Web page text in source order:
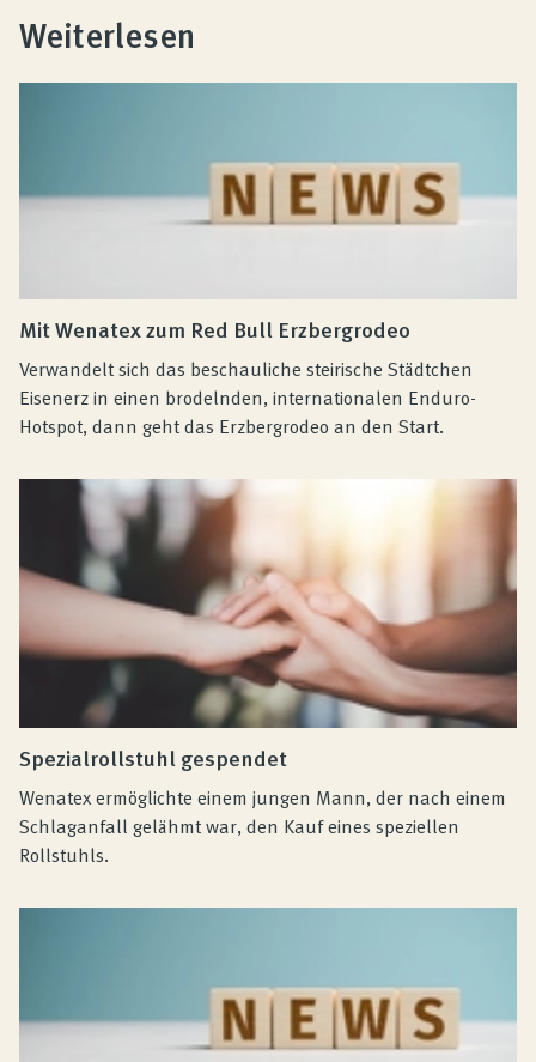
Weiterlesen
Mit Wenatex zum Red Bull Erzbergrodeo
Verwandelt sich das beschauliche steirische Städtchen
Eisenerz in einen brodelnden, internationalen Enduro-
Hotspot, dann geht das Erzbergrodeo an den Start.
Spezialrollstuhl gespendet
Wenatex ermöglichte einem jungen Mann, der nach einem
Schlaganfall gelähmt war, den Kauf eines speziellen
Rollstuhls.